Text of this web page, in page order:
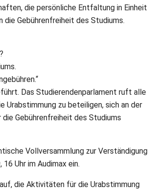
die persönliche Entfaltung in Einheit
die Gebührenfreiheit des Studiums.
Das Studierendenparlament ruft alle
Urabstimmung zu beteiligen, sich an der
Gebührenfreiheit des Studiums
Vollversammlung zur Verständigung
Uhr im Audimax ein.
die Aktivitäten für die Urabstimmung